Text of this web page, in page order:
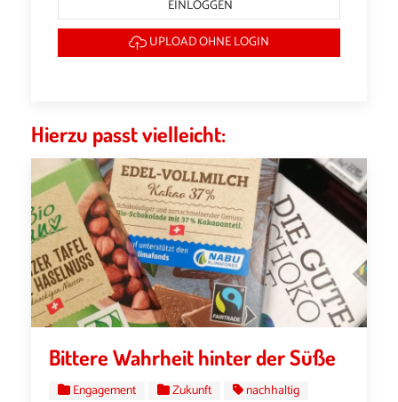
EINLOGGEN
UPLOAD OHNE LOGIN
Hierzu passt vielleicht:
Bittere Wahrheit hinter der Süße
Engagement Zukunft nachhaltig